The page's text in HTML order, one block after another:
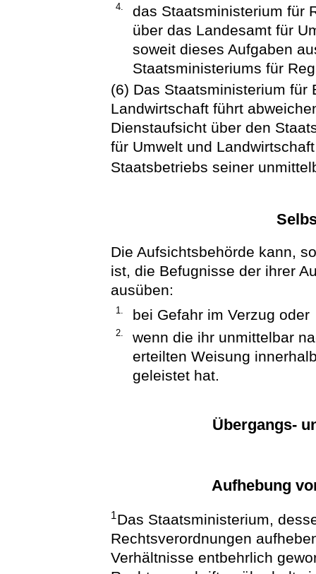
4.
das Staatsministerium für
über das Landesamt für
soweit dieses Aufgaben
Staatsministeriums für
(6) Das Staatsministerium für
Landwirtschaft führt
Dienstaufsicht über den
für Umwelt und
Staatsbetriebs seiner
Die Aufsichtsbehörde kann,
ist, die Befugnisse der ihrer
ausüben:
1. bei Gefahr im Verzug oder
2.
wenn die ihr unmittelbar
erteilten Weisung
geleistet hat.
Übergangs-
Aufhebung
1Das Staatsministerium,
Rechtsverordnungen
Verhältnisse entbehrlich